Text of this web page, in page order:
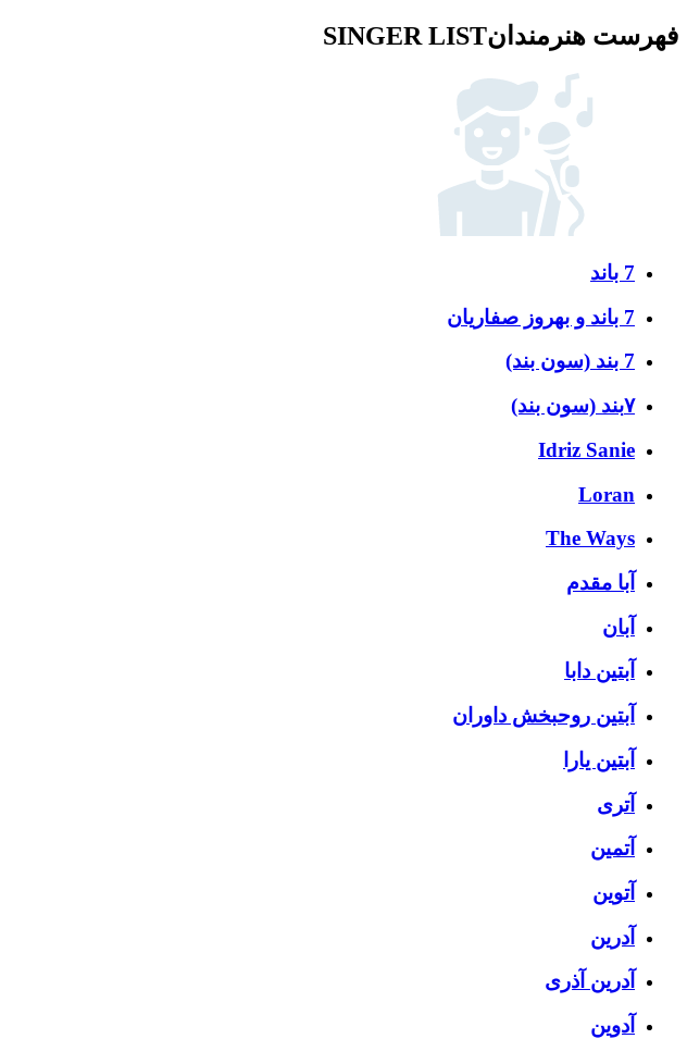
فهرست هنرمندانSINGER LIST
7 باند
7 باند و بهروز صفاریان
7 بند (سون بند)
۷بند (سون بند)
Idriz Sanie
Loran
The Ways
آبا مقدم
آبان
آبتین دابا
آبتین روحبخش داوران
آبتین یارا
آتری
آتمین
آتوین
آدرین
آدرین آذری
آدوین